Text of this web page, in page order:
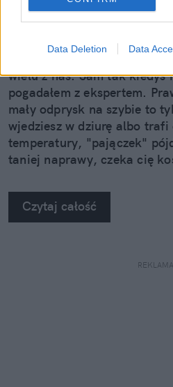
Data Deletion Data
uratować szybę (i
Wydaje ci się, że to tylko
tam, nie widać, pojeżdżę tak
wielu z nas. Sam tak kiedyś
pogadałem z ekspertem.
mały odprysk na szybie to
wjedziesz w dziurę albo trafi
temperatury, "pajączek"
taniej naprawy, czeka cię
na własne oczy zobaczyć,
sobie z takimi uszkodzeniami.
Czytaj całość
REKLAMA